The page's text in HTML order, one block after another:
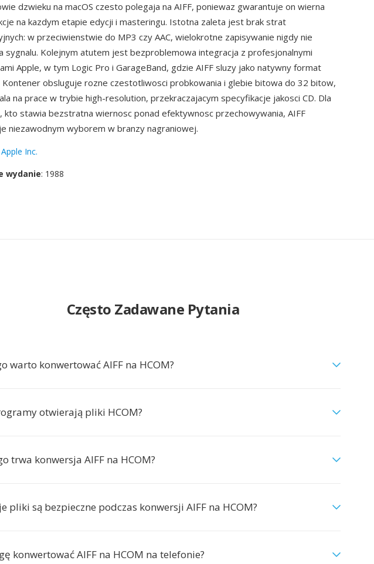
dzwieku na macOS czesto polegaja na AIFF, poniewaz gwarantuje on wierna
na kazdym etapie edycji i masteringu. Istotna zaleta jest brak strat
w przeciwienstwie do MP3 czy AAC, wielokrotne zapisywanie nigdy nie
sygnalu. Kolejnym atutem jest bezproblemowa integracja z profesjonalnymi
Apple, w tym Logic Pro i GarageBand, gdzie AIFF sluzy jako natywny format
Kontener obsluguje rozne czestotliwosci probkowania i glebie bitowa do 32 bitow,
na prace w trybie high-resolution, przekraczajacym specyfikacje jakosci CD. Dla
kto stawia bezstratna wiernosc ponad efektywnosc przechowywania, AIFF
niezawodnym wyborem w branzy nagraniowej.
Apple Inc.
wydanie: 1988
Często Zadawane Pytania
warto konwertować AIFF na HCOM?
otwierają pliki HCOM?
trwa konwersja AIFF na HCOM?
pliki są bezpieczne podczas konwersji AIFF na HCOM?
konwertować AIFF na HCOM na telefonie?